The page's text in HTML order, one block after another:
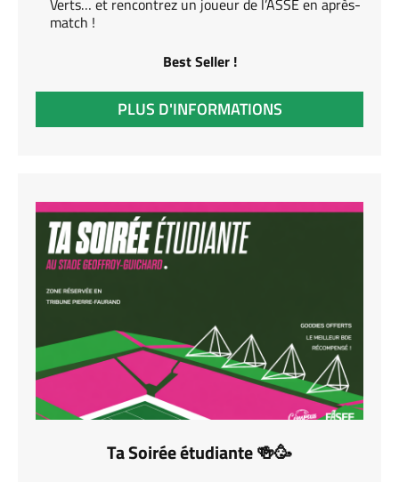
Verts… et rencontrez un joueur de l’ASSE en après-
match !
Best Seller !
PLUS D'INFORMATIONS
Ta Soirée étudiante 🍻🥳